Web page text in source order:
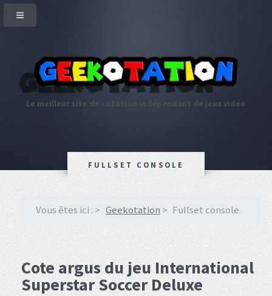
Le meilleur site de cotation indépendant de jeux vidéo
FULLSET CONSOLE
Vous êtes ici : Geekotation Fullset console
Cote argus du jeu International
Superstar Soccer Deluxe